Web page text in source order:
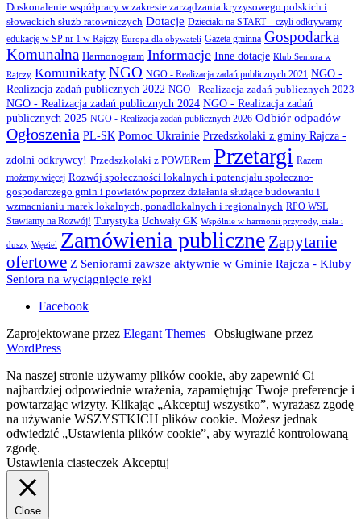
Doskonalenie współpracy w zakresie zarządzania kryzysowego polskich i
słowackich służb ratowniczych Dotacje Dzieciaki na START – czyli odkrywamy
edukację w SP nr 1 w Rajczy Europa dla obywateli Gazeta gminna Gospodarka
Komunalna Harmonogram Informacje Inne dotacje Klub Seniora w
Rajczy Komunikaty NGO NGO - Realizacja zadań publicznych 2021 NGO -
Realizacja zadań publicznych 2022 NGO - Realizacja zadań publicznych 2023
NGO - Realizacja zadań publicznych 2024 NGO - Realizacja zadań
publicznych 2025 NGO - Realizacja zadań publicznych 2026 Odbiór odpadów
Ogłoszenia PL-SK Pomoc Ukrainie Przedszkolaki z gminy Rajcza -
zdolni odkrywcy! Przedszkolaki z POWERem Przetargi Razem
możemy więcej Rozwój społeczności lokalnych i potencjału społeczno-
gospodarczego gmin i powiatów poprzez działania służące budowaniu i
wzmacnianiu marek lokalnych, ponadlokalnych i regionalnych RPO WSL
Stawiamy na Rozwój! Turystyka Uchwały GK Wspólnie w harmonii przyrody, ciała i
duszy Węgiel Zamówienia publiczne Zapytanie
ofertowe Z Seniorami zawsze aktywnie w Gminie Rajcza - Kluby
Seniora na wyciągnięcie ręki
Facebook
Zaprojektowane przez Elegant Themes | Obsługiwane przez
WordPress
Na naszej stronie używamy plików cookie, aby zapewnić Ci
najbardziej odpowiednie wrażenia, zapamiętując Twoje preferencje i
powtarzając wizyty. Klikając „Akceptuj wszystko”, wyrażasz zgodę
na używanie WSZYSTKICH plików cookie. Możesz jednak
odwiedzić „Ustawienia plików cookie”, aby wyrazić kontrolowaną
zgodę.
Ustawienia ciasteczek Akceptuj
Close